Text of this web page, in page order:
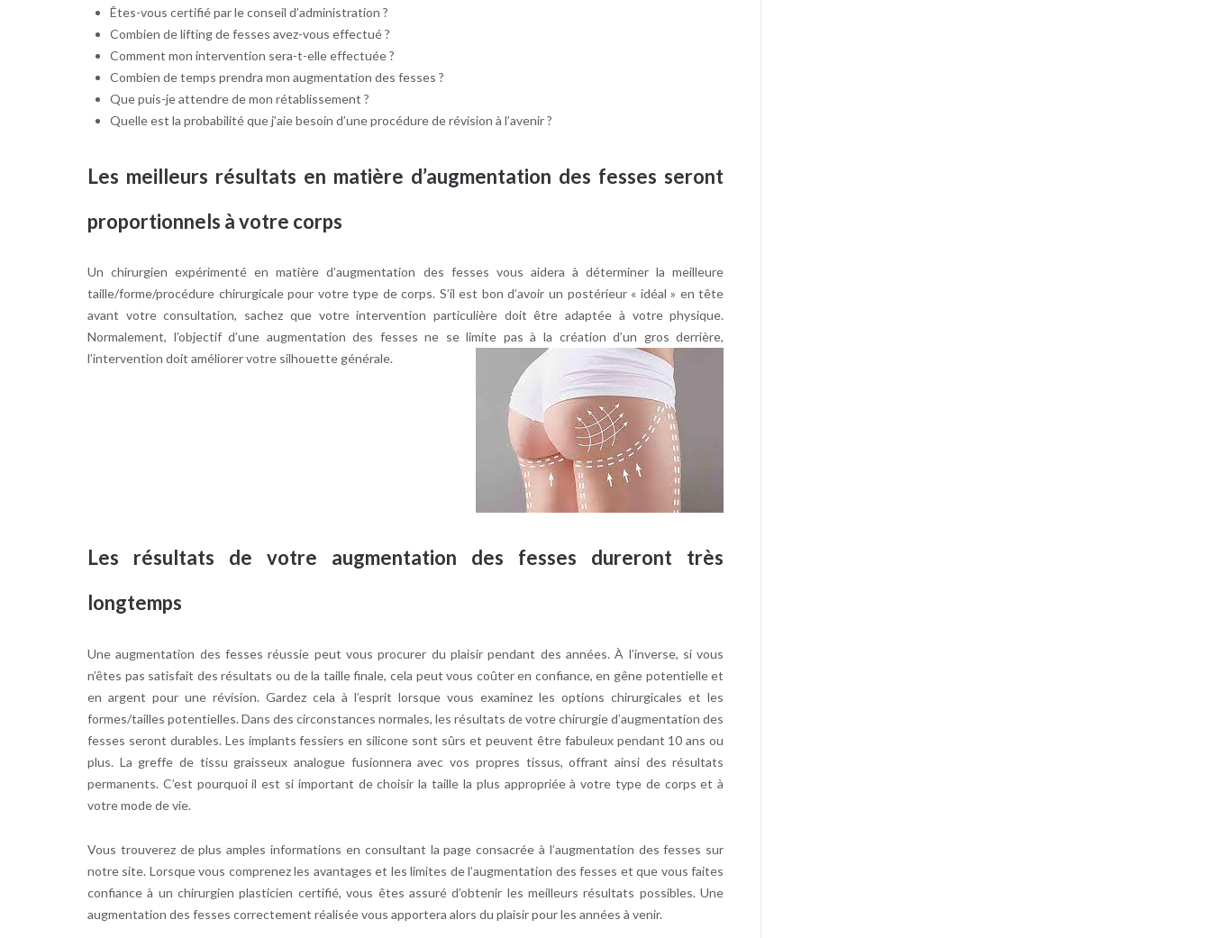
Êtes-vous certifié par le conseil d’administration ?
Combien de lifting de fesses avez-vous effectué ?
Comment mon intervention sera-t-elle effectuée ?
Combien de temps prendra mon augmentation des fesses ?
Que puis-je attendre de mon rétablissement ?
Quelle est la probabilité que j’aie besoin d’une procédure de révision à l’avenir ?
Les meilleurs résultats en matière d’augmentation des fesses seront
proportionnels à votre corps
Un chirurgien expérimenté en matière d’augmentation des fesses vous aidera à déterminer la meilleure
taille/forme/procédure chirurgicale pour votre type de corps. S’il est bon d’avoir un postérieur « idéal » en tête
avant votre consultation, sachez que votre intervention particulière doit être adaptée à votre physique.
Normalement, l’objectif d’une augmentation des fesses ne se limite pas à la création d’un gros derrière,
l’intervention doit améliorer votre silhouette générale.
Les résultats de votre augmentation des fesses dureront très
longtemps
Une augmentation des fesses réussie peut vous procurer du plaisir pendant des années. À l’inverse, si vous
n’êtes pas satisfait des résultats ou de la taille finale, cela peut vous coûter en confiance, en gêne potentielle et
en argent pour une révision. Gardez cela à l’esprit lorsque vous examinez les options chirurgicales et les
formes/tailles potentielles. Dans des circonstances normales, les résultats de votre chirurgie d’augmentation des
fesses seront durables. Les implants fessiers en silicone sont sûrs et peuvent être fabuleux pendant 10 ans ou
plus. La greffe de tissu graisseux analogue fusionnera avec vos propres tissus, offrant ainsi des résultats
permanents. C’est pourquoi il est si important de choisir la taille la plus appropriée à votre type de corps et à
votre mode de vie.
Vous trouverez de plus amples informations en consultant la page consacrée à l’augmentation des fesses sur
notre site. Lorsque vous comprenez les avantages et les limites de l’augmentation des fesses et que vous faites
confiance à un chirurgien plasticien certifié, vous êtes assuré d’obtenir les meilleurs résultats possibles. Une
augmentation des fesses correctement réalisée vous apportera alors du plaisir pour les années à venir.